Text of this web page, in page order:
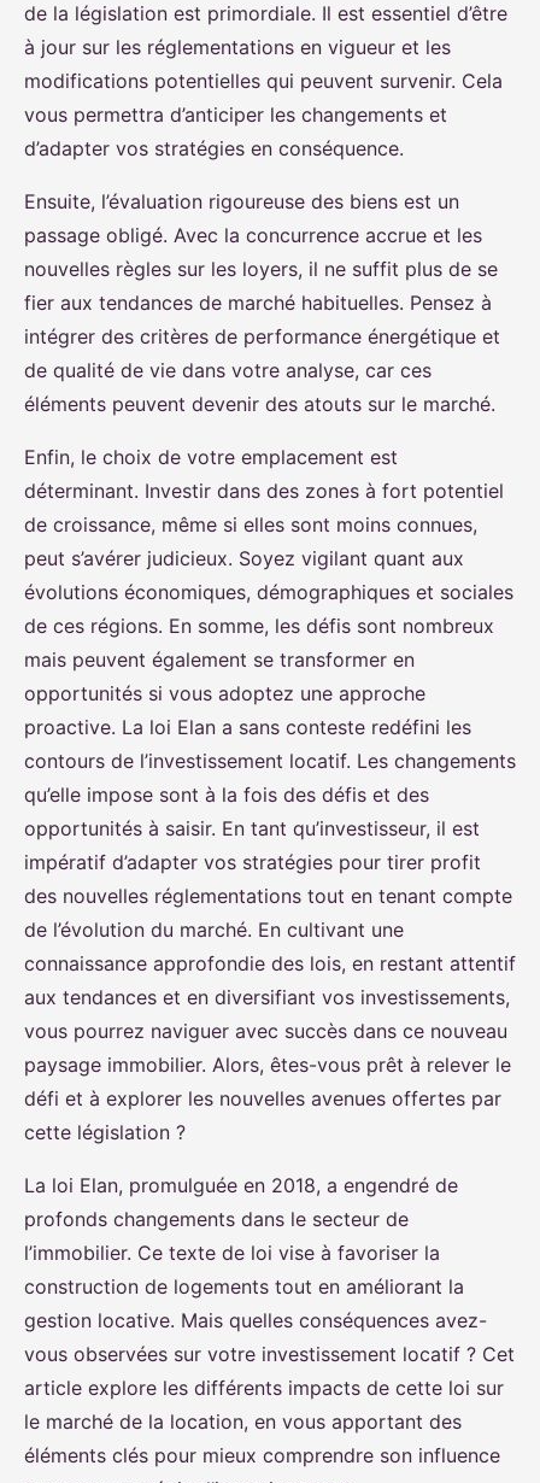
de la législation est primordiale. Il est essentiel d’être
à jour sur les réglementations en vigueur et les
modifications potentielles qui peuvent survenir. Cela
vous permettra d’anticiper les changements et
d’adapter vos stratégies en conséquence.
Ensuite, l’évaluation rigoureuse des biens est un
passage obligé. Avec la concurrence accrue et les
nouvelles règles sur les loyers, il ne suffit plus de se
fier aux tendances de marché habituelles. Pensez à
intégrer des critères de performance énergétique et
de qualité de vie dans votre analyse, car ces
éléments peuvent devenir des atouts sur le marché.
Enfin, le choix de votre emplacement est
déterminant. Investir dans des zones à fort potentiel
de croissance, même si elles sont moins connues,
peut s’avérer judicieux. Soyez vigilant quant aux
évolutions économiques, démographiques et sociales
de ces régions. En somme, les défis sont nombreux
mais peuvent également se transformer en
opportunités si vous adoptez une approche
proactive. La loi Elan a sans conteste redéfini les
contours de l’investissement locatif. Les changements
qu’elle impose sont à la fois des défis et des
opportunités à saisir. En tant qu’investisseur, il est
impératif d’adapter vos stratégies pour tirer profit
des nouvelles réglementations tout en tenant compte
de l’évolution du marché. En cultivant une
connaissance approfondie des lois, en restant attentif
aux tendances et en diversifiant vos investissements,
vous pourrez naviguer avec succès dans ce nouveau
paysage immobilier. Alors, êtes-vous prêt à relever le
défi et à explorer les nouvelles avenues offertes par
cette législation ?
La loi Elan, promulguée en 2018, a engendré de
profonds changements dans le secteur de
l’immobilier. Ce texte de loi vise à favoriser la
construction de logements tout en améliorant la
gestion locative. Mais quelles conséquences avez-
vous observées sur votre investissement locatif ? Cet
article explore les différents impacts de cette loi sur
le marché de la location, en vous apportant des
éléments clés pour mieux comprendre son influence